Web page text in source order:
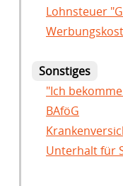
Lohnsteuer
Sonstiges
"Ich
BAföG
Unterhalt für